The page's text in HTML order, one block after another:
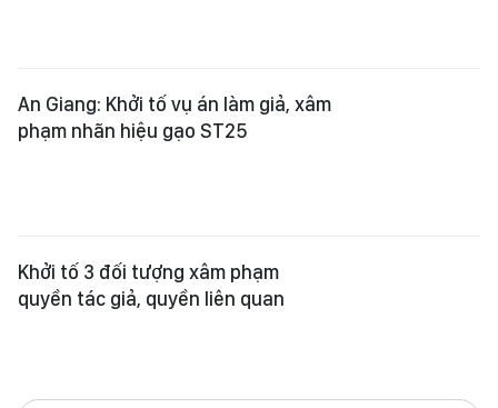
An Giang: Khởi tố vụ án làm giả, xâm
phạm nhãn hiệu gạo ST25
Khởi tố 3 đối tượng xâm phạm
quyền tác giả, quyền liên quan